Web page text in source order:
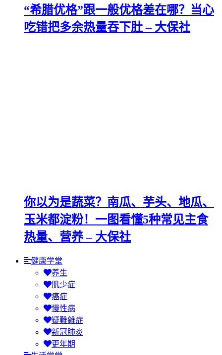
“希腊优格”跟一般优格差在哪？当心
吃错把多余热量吞下肚 – 大保社
你以为是蔬菜？南瓜、芋头、地瓜、
玉米都淀粉！一图看懂5种常见主食
热量、营养 – 大保社
健康学堂
养生
肌少症
癌症
慢性病
疑難雜症
新冠肺炎
更年期